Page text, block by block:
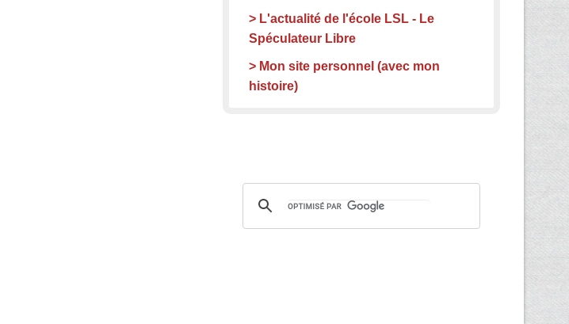
> L'actualité de l'école LSL - Le
Spéculateur Libre
> Mon site personnel (avec mon
histoire)